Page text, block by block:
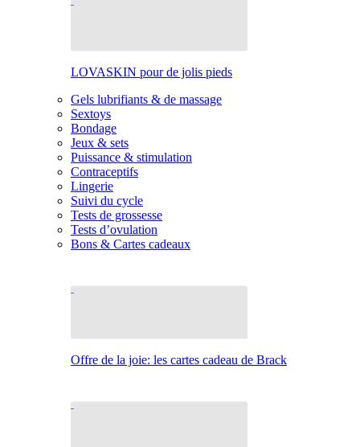
LOVASKIN pour de jolis pieds
Gels lubrifiants & de massage
Sextoys
Bondage
Jeux & sets
Puissance & stimulation
Contraceptifs
Lingerie
Suivi du cycle
Tests de grossesse
Tests d’ovulation
Bons & Cartes cadeaux
Offre de la joie: les cartes cadeau de Brack